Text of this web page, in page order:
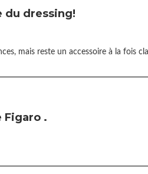
du dressing!
mais reste un accessoire à la fois
Figaro .